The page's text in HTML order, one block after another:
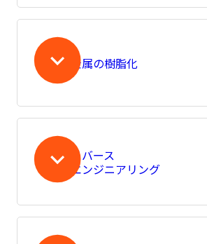
金属の樹脂化
リバース
エンジニアリング